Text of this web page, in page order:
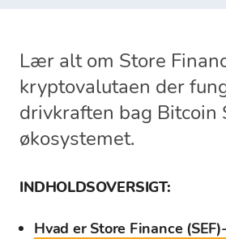
Lær alt om Store
kryptovalutaen der
drivkraften bag Bitcoin
økosystemet.
INDHOLDSOVERSIGT:
Hvad er Store Finance